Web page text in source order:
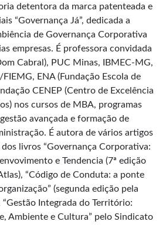
detentora da marca patenteada e
“Governança Já”, dedicada a
de Governança Corporativa
empresas. É professora convidada
Cabral), PUC Minas, IBMEC-MG,
ENA (Fundação Escola de
CENEP (Centro de Excelência
nos cursos de MBA, programas
avançada e formação de
É autora de vários artigos
livros “Governança Corporativa:
e Tendencia (7ª edição
“Código de Conduta: a ponte
(segunda edição pela
“Gestão Integrada do Território:
Ambiente e Cultura” pelo Sindicato